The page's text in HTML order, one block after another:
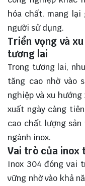
hóa chất, mang
người sử dụng.
Triển vọng và
tương lai
Trong tương lai,
tăng cao nhờ vào
nghiệp và xu
xuất ngày càng
cao chất lượng
ngành inox.
Vai trò của inox
Inox 304 đóng vai
vững nhờ vào khả